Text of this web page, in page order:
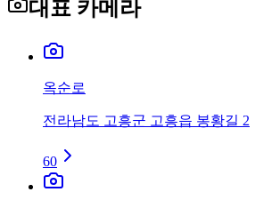
대표 카메라
옥순로
전라남도 고흥군 고흥읍 봉황길 2
60